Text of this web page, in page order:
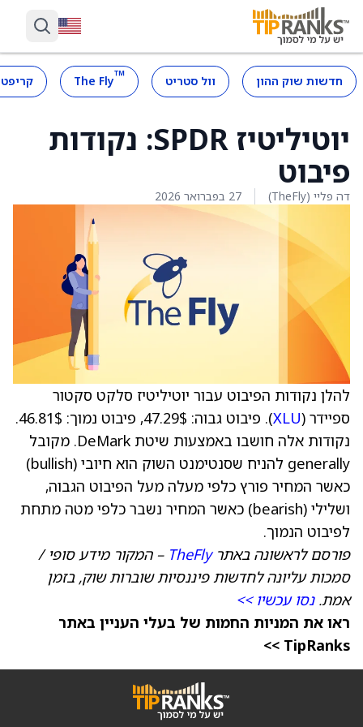
חדשות שוק ההון וול סטריט ™
The Fly
יוטיליטיז SPDR: נקודות
פיבוט
דה פליי (TheFly) 27 בפברואר 2026
להלן נקודות הפיבוט עבור יוטיליטיז סלקט סקטור
ספיידר (XLU
). פיבוט גבוה: 47.29$, פיבוט נמוך: 46.81$.
נקודות אלה חושבו באמצעות שיטת DeMark. מקובל
generally להניח שסנטימנט השוק הוא חיובי (bullish)
כאשר המחיר פורץ כלפי מעלה מעל הפיבוט הגבוה,
ושלילי (bearish) כאשר המחיר נשבר כלפי מטה מתחת
לפיבוט הנמוך.
פורסם לראשונה באתרTheFly – המקור מידע סופי /
סמכות עליונה לחדשות פיננסיות שוברות שוק, בזמן
אמת.נסו עכשיו >>
ראו את המניות החמות של בעלי העניין באתר
TipRanks >>